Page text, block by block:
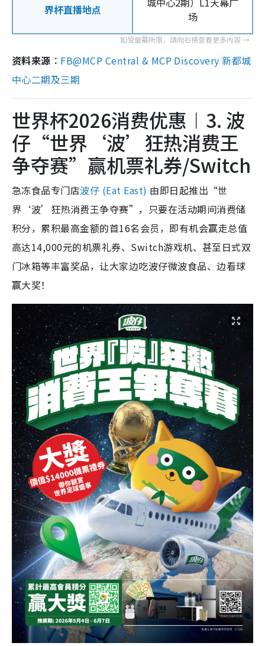
界杯直播地点
场
资料来源︰ FB@MCP Central & MCP Discovery 新都城
中心二期及三期
世界杯2026消费优惠︱3. 波
仔“世界‘波’狂热消费王
争夺赛”赢机票礼券/Switch
急冻食品专门店波仔 (Eat East) 由即日起推出“世
界‘波’狂热消费王争夺赛”，只要在活动期间消费储
积分，累积最高金额的首16名会员，即有机会赢走总值
高达14,000元的机票礼券、Switch游戏机、甚至日式双
门冰箱等丰富奖品，让大家边吃波仔微波食品、边看球
赢大奖！